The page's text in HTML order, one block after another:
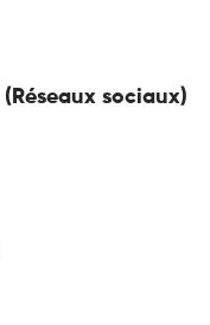
( Réseaux sociaux)